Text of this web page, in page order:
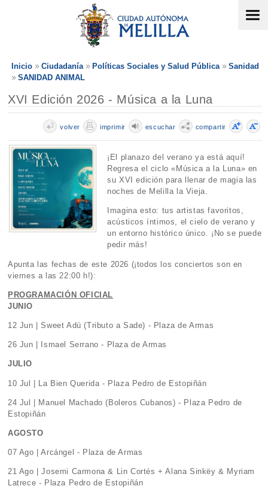
Inicio Ciudadanía Políticas Sociales y Salud Pública
Sanidad
SANIDAD ANIMAL
XVI Edición 2026 - Música a la Luna
compartir
escuchar
imprimir
volver
¡El planazo del verano ya está aquí!
Regresa el ciclo «Música a la Luna» en
su XVI edición para llenar de magia las
noches de Melilla la Vieja.
Imagina esto: tus artistas favoritos,
acústicos íntimos, el cielo de verano y
un entorno histórico único. ¡No se puede
pedir más!
Apunta las fechas de este 2026 (¡todos los conciertos son en
viernes a las 22:00 h!):
PROGRAMACIÓN OFICIAL
JUNIO
12 Jun | Sweet Adú (Tributo a Sade) - Plaza de Armas
26 Jun | Ismael Serrano - Plaza de Armas
JULIO
10 Jul | La Bien Querida - Plaza Pedro de Estopiñán
24 Jul | Manuel Machado (Boleros Cubanos) - Plaza Pedro de
Estopiñán
AGOSTO
07 Ago | Arcángel - Plaza de Armas
21 Ago | Josemi Carmona & Lin Cortés + Alana Sinkëy & Myriam
Latrece - Plaza Pedro de Estopiñán